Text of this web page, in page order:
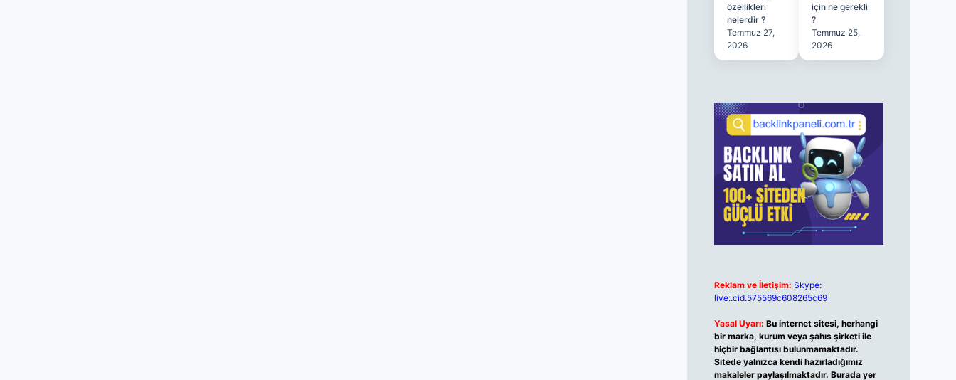
özellikleri
nelerdir ?
Temmuz 27,
2026
için ne gerekli
?
Temmuz 25,
2026
Reklam ve İletişim: Skype:
live:.cid.575569c608265c69
Yasal Uyarı: Bu internet sitesi, herhangi
bir marka, kurum veya şahıs şirketi ile
hiçbir bağlantısı bulunmamaktadır.
Sitede yalnızca kendi hazırladığımız
makaleler paylaşılmaktadır. Burada yer